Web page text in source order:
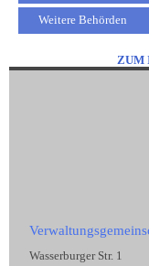
Weitere Behörden
ZUM
Wasserburger Str. 1